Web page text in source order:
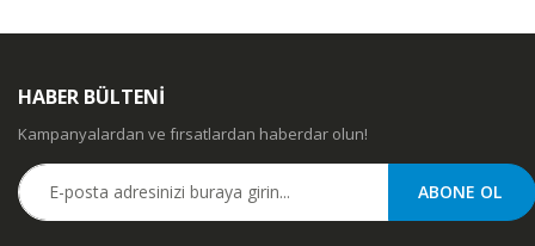
HABER BÜLTENİ
Kampanyalardan ve fırsatlardan haberdar olun!